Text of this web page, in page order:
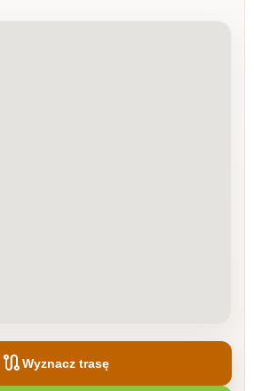
routeWyznacz trasę